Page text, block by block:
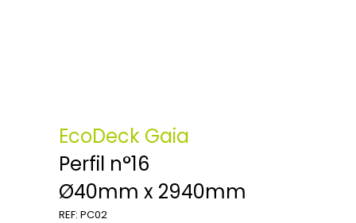
EcoDeck Gaia
Perfil n°16
Ø40mm x 2940mm
REF: PC02